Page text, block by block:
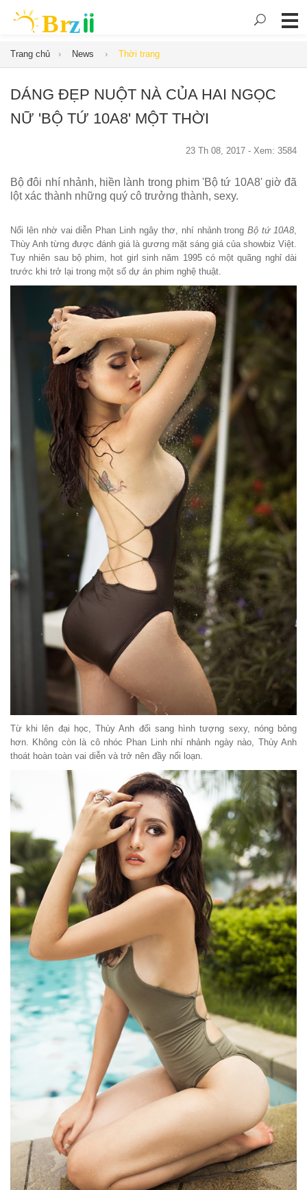
Trang chủ News Thời trang
DÁNG ĐẸP NUỘT NÀ CỦA HAI NGỌC
NỮ 'BỘ TỨ 10A8' MỘT THỜI
23 Th 08, 2017 - Xem: 3584
Bộ đôi nhí nhảnh, hiền lành trong phim 'Bộ tứ 10A8' giờ đã
lột xác thành những quý cô trưởng thành, sexy.
Nổi lên nhờ vai diễn Phan Linh ngây thơ, nhí nhảnh trongBộ tứ 10A8,
Thùy Anh từng được đánh giá là gương mặt sáng giá của showbiz Việt.
Tuy nhiên sau bộ phim, hot girl sinh năm 1995 có một quãng nghỉ dài
trước khi trở lại trong một số dự án phim nghệ thuật.
Từ khi lên đại học, Thùy Anh đổi sang hình tượng sexy, nóng bỏng
hơn. Không còn là cô nhóc Phan Linh nhí nhảnh ngày nào, Thùy Anh
thoát hoàn toàn vai diễn và trở nên đầy nổi loạn.